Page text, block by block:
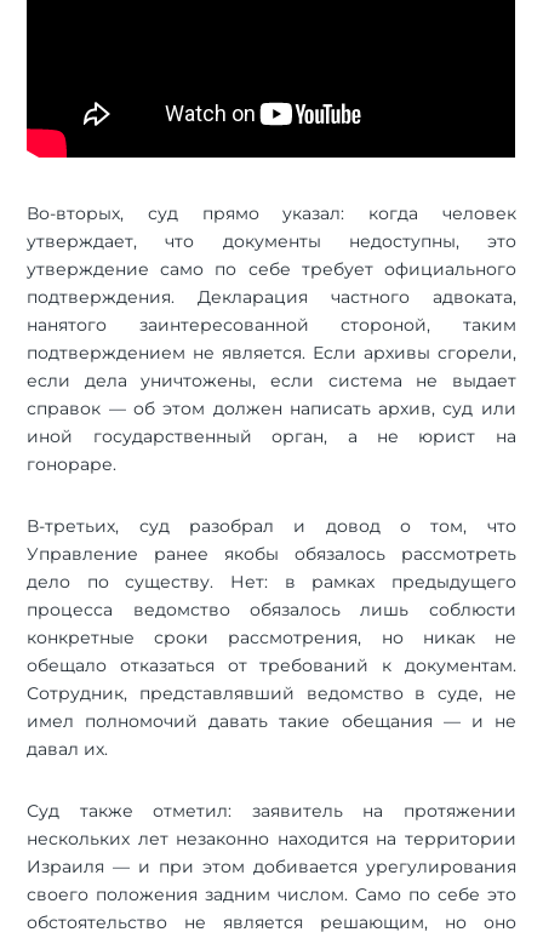
Во-вторых, суд прямо указал: когда человек
утверждает, что документы недоступны, это
утверждение само по себе требует официального
подтверждения. Декларация частного адвоката,
нанятого заинтересованной стороной, таким
подтверждением не является. Если архивы сгорели,
если дела уничтожены, если система не выдает
справок — об этом должен написать архив, суд или
иной государственный орган, а не юрист на
гонораре.
В-третьих, суд разобрал и довод о том, что
Управление ранее якобы обязалось рассмотреть
дело по существу. Нет: в рамках предыдущего
процесса ведомство обязалось лишь соблюсти
конкретные сроки рассмотрения, но никак не
обещало отказаться от требований к документам.
Сотрудник, представлявший ведомство в суде, не
имел полномочий давать такие обещания — и не
давал их.
Суд также отметил: заявитель на протяжении
нескольких лет незаконно находится на территории
Израиля — и при этом добивается урегулирования
своего положения задним числом. Само по себе это
обстоятельство не является решающим, но оно